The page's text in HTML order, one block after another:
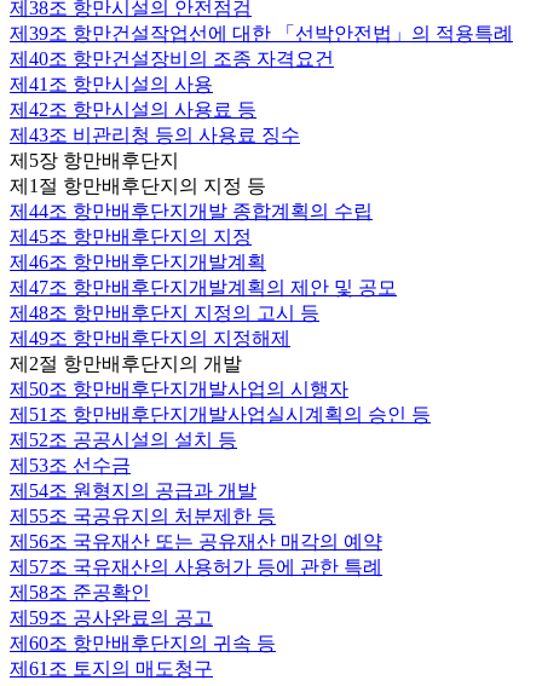
제38조 항만시설의 안전점검
제39조 항만건설작업선에 대한 「선박안전법」의 적용특례
제40조 항만건설장비의 조종 자격요건
제41조 항만시설의 사용
제42조 항만시설의 사용료 등
제43조 비관리청 등의 사용료 징수
제5장 항만배후단지
제1절 항만배후단지의 지정 등
제44조 항만배후단지개발 종합계획의 수립
제45조 항만배후단지의 지정
제46조 항만배후단지개발계획
제47조 항만배후단지개발계획의 제안 및 공모
제48조 항만배후단지 지정의 고시 등
제49조 항만배후단지의 지정해제
제2절 항만배후단지의 개발
제50조 항만배후단지개발사업의 시행자
제51조 항만배후단지개발사업실시계획의 승인 등
제52조 공공시설의 설치 등
제53조 선수금
제54조 원형지의 공급과 개발
제55조 국공유지의 처분제한 등
제56조 국유재산 또는 공유재산 매각의 예약
제57조 국유재산의 사용허가 등에 관한 특례
제58조 준공확인
제59조 공사완료의 공고
제60조 항만배후단지의 귀속 등
제61조 토지의 매도청구